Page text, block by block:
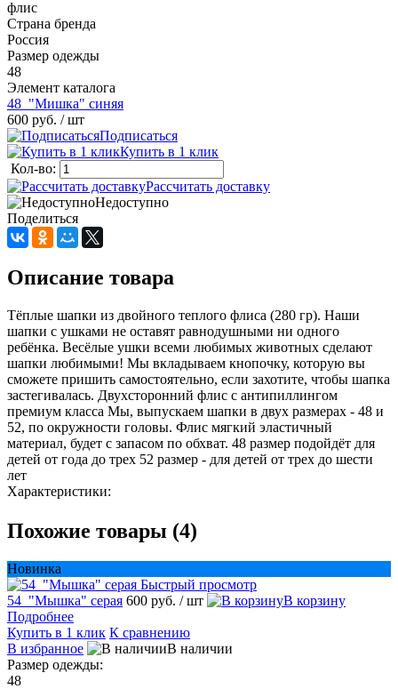
флис
Страна бренда
Россия
Размер одежды
48
Элемент каталога
48_"Мишка" синяя
600 руб. / шт
Подписаться
Купить в 1 клик
Кол-во:
Рассчитать доставку
Недоступно
Поделиться
Описание товара
Тёплые шапки из двойного теплого флиса (280 гр). Наши
шапки с ушками не оставят равнодушными ни одного
ребёнка. Весёлые ушки всеми любимых животных сделают
шапки любимыми! Мы вкладываем кнопочку, которую вы
сможете пришить самостоятельно, если захотите, чтобы шапка
застегивалась. Двухсторонний флис с антипиллингом
премиум класса Мы, выпускаем шапки в двух размерах - 48 и
52, по окружности головы. Флис мягкий эластичный
материал, будет с запасом по обхват. 48 размер подойдёт для
детей от года до трех 52 размер - для детей от трех до шести
лет
Характеристики:
Похожие товары (4)
Новинка
Быстрый просмотр
54_"Мышка" серая 600 руб. / шт
В корзину
Подробнее
Купить в 1 клик К сравнению
В избранное
В наличии
Размер одежды:
48